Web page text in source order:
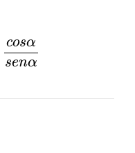
cosα
senα
αsenα